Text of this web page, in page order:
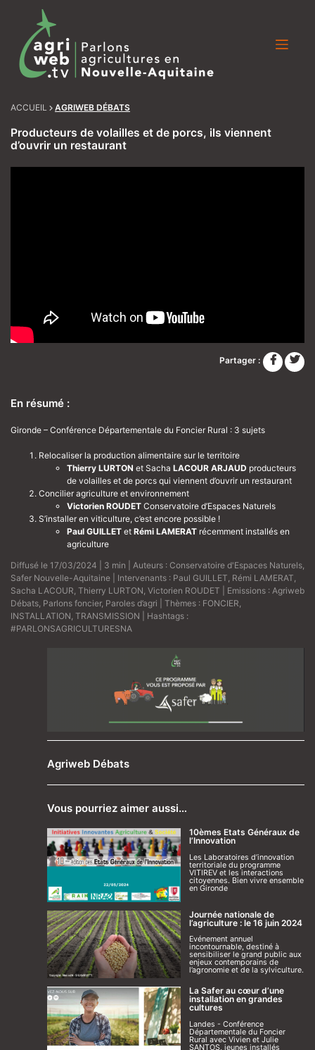
ACCUEIL AGRIWEB DÉBATS
Producteurs de volailles et de porcs, ils viennent
d’ouvrir un restaurant
Partager :
En résumé :
Gironde – Conférence Départementale du Foncier Rural : 3 sujets
Relocaliser la production alimentaire sur le territoire
Thierry LURTON et Sacha LACOUR ARJAUD producteurs
de volailles et de porcs qui viennent d’ouvrir un restaurant
Concilier agriculture et environnement
Victorien ROUDET Conservatoire d’Espaces Naturels
S’installer en viticulture, c’est encore possible !
Paul GUILLET et Rémi LAMERAT récemment installés en
agriculture
Diffusé le 17/03/2024 | 3 min | Auteurs : Conservatoire d'Espaces Naturels
Safer Nouvelle-Aquitaine | Intervenants : Paul GUILLET Rémi LAMERAT
Sacha LACOUR Thierry LURTON Victorien ROUDET | Emissions : Agriweb
Débats Parlons foncier, Paroles d’agri | Thèmes : FONCIER
INSTALLATION TRANSMISSION | Hashtags :
#PARLONSAGRICULTURESNA
Agriweb Débats
Vous pourriez aimer aussi…
10èmes Etats Généraux de
l’Innovation
Les Laboratoires d’innovation
territoriale du programme
VITIREV et les interactions
citoyennes. Bien vivre ensemble
en Gironde
Journée nationale de
l’agriculture : le 16 juin 2024
Evénement annuel
incontournable, destiné à
sensibiliser le grand public aux
enjeux contemporains de
l’agronomie et de la sylviculture.
La Safer au cœur d’une
installation en grandes
cultures
Landes - Conférence
Départementale du Foncier
Rural avec Vivien et Julie
SANTOS, jeunes installés